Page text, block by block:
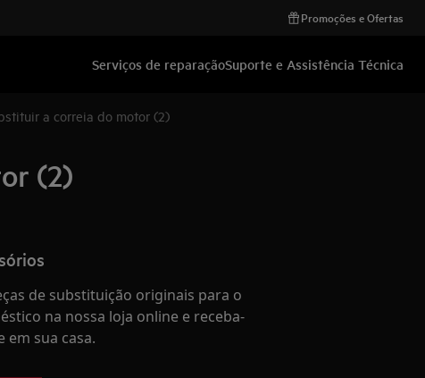
Promoções e Ofertas
Serviços de reparaçãoSuporte e Assistência Técnica
a correia do motor (2)
(2)
de substituição originais para o
na nossa loja online e receba-
em sua casa.